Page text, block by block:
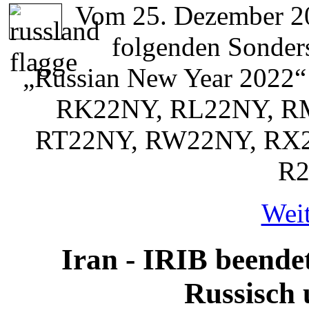
Vom 25. Dezember
folgenden
„Russian New Year
RK22NY, RL22NY,
RT22NY, RW22NY,
Iran - IRIB